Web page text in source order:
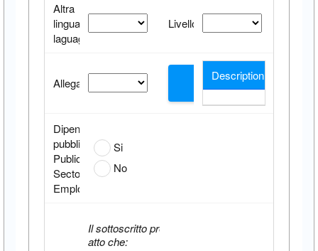
Altra
lingua/Other
laguages:
Livello/Level:
Allegati/Upload: Upload
Description
Dipendente
pubblico/Italian
Public
Sector
Employee:
Si
No
Il sottoscritto prende
atto che: